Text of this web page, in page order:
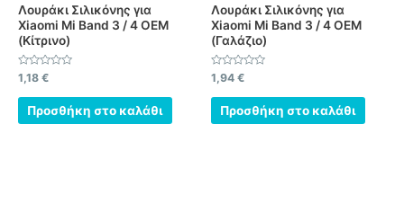
Λουράκι Σιλικόνης για
Xiaomi Mi Band 3 / 4 OEM
(Κίτρινο)
Βαθμολογήθηκε
με
0
από
1,18 €
Προσθήκη στο καλάθι
Λουράκι Σιλικόνης για
Xiaomi Mi Band 3 / 4 OEM
(Γαλάζιο)
Βαθμολογήθηκε
με
0
από
1,94 €
Προσθήκη στο καλάθι